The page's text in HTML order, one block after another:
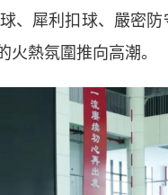
、犀利扣球、嚴密防
熱氛圍推向高潮。